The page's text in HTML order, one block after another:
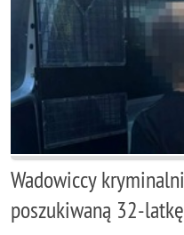
Wadowiccy
poszukiwaną 32-latkę